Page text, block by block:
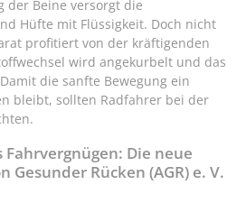
der Beine versorgt die
Hüfte mit Flüssigkeit. Doch nicht
profitiert von der kräftigenden
wird angekurbelt und das
die sanfte Bewegung ein
bleibt, sollten Radfahrer bei der
Die neue
Gesunder Rücken (AGR) e. V.